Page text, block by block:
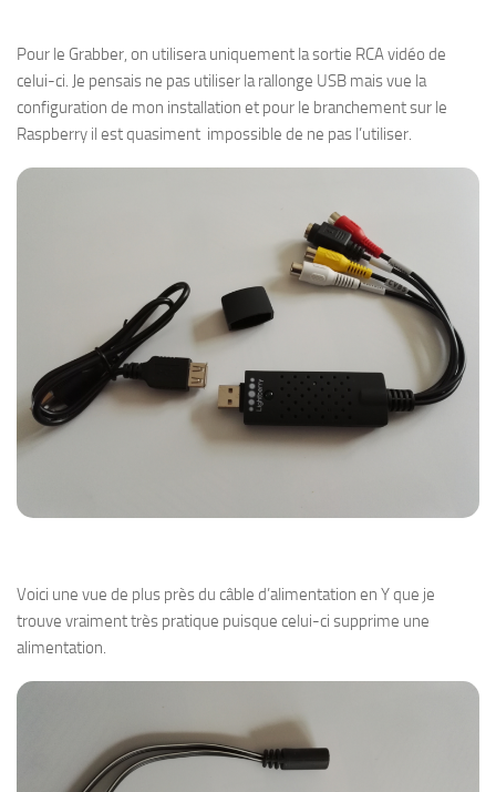
Pour le Grabber, on utilisera uniquement la sortie RCA vidéo de
celui-ci. Je pensais ne pas utiliser la rallonge USB mais vue la
configuration de mon installation et pour le branchement sur le
Raspberry il est quasiment impossible de ne pas l’utiliser.
Voici une vue de plus près du câble d’alimentation en Y que je
trouve vraiment très pratique puisque celui-ci supprime une
alimentation.